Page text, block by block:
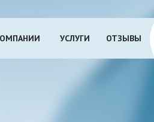
УСЛУГИ ОТЗЫВЫ